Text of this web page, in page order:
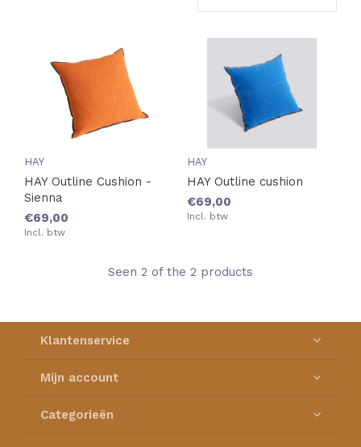
HAY
HAY Outline Cushion -
Sienna
€69,00
Incl. btw
HAY
HAY Outline cushion
€69,00
Incl. btw
Seen 2 of the 2 products
Klantenservice
Mijn account
Categorieën